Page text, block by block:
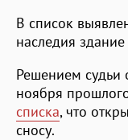
В список
наследия
Решением судьи
ноября
списка, что
сносу.